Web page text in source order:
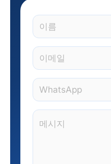
이
름
*
이
메
일
*
W
h
a
댓